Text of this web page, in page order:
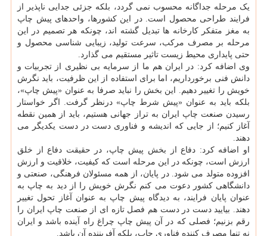
یک مرحله جداگانه محسوب نمی گردد، بلکه جزئی جدایی ناپذیر از
فرایند طراحی محصول است. در این کشورها، واحدهای پیش چاپ
به مغز متفکر کارخانه ها تبدیل گشته اند، چونکه هر تصمیم در این
مرحله بر مصرف مرکب، سرعت تولید، زیبایی شناسی محصول و
حتی پایداری محیط زیست تاثیر مستقیم می گذارد.
وی اضافه کرد: در ایران هم ما از سرمایه بی نظیری از تجربیات و
دانش فنی برخورداریم، اما برای استفاده از این ظرفیت، باید نگرش
خویش را تغییر دهیم. این بخش را نباید صرفا به عنوان «پیش چاپ»،
بلکه باید به عنوان «پیش شرط چاپ» درنظر گرفت. اگر خواستار
رسیدن صنعت چاپ ایران به تراز جهانی هستیم، باید از همین نقطه
آغاز کنیم؛ از جایی که اندیشه و فناوری دست در دست یکدیگر می
دهند.
او اضافه کرد: دفاع از بخش پیش چاپ، در حقیقت دفاع از خلق
ارزش است، چونکه در این مرحله است که کیفیت، خلاقیت و ارزش
افزوده متولد می شود. در پایان، از همه مسئولان فرهنگی، صنعتی و
دانشگاهی کشور دعوت می کنم نگرش خویش را از دید به چاپ به
عنوان پایان فرایند، به دیدگاه پیش چاپ به عنوان آغاز تحول تغییر
دهند. بیایید دست در دست هم فصل تازه ای از صنعت چاپ ایران را
رقم بزنیم؛ فصلی که در آن پیش چاپ چراغ راه آینده باشد و ایران
نه تنها مصرف کننده فناوری چاپ، بلکه آفریننده آن باشد.